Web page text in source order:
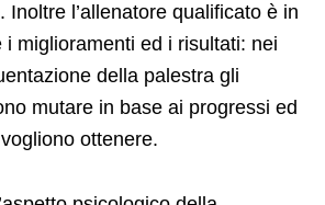
Inoltre l’allenatore qualificato è in
i miglioramenti ed i risultati: nei
della palestra gli
mutare in base ai progressi ed
ottenere.